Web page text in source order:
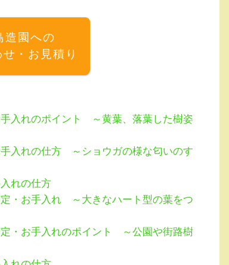
造園への
・お見積り
手入れのポイント ～黄葉、落葉した樹姿
入れの仕方 ～ショウガの様な匂いのす
れの仕方
・お手入れ ～大きなハート型の葉をつ
定・お手入れのポイント ～公園や街路樹